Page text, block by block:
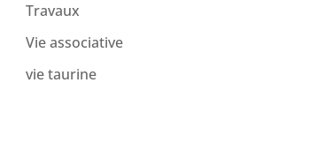
Travaux
Vie associative
vie taurine